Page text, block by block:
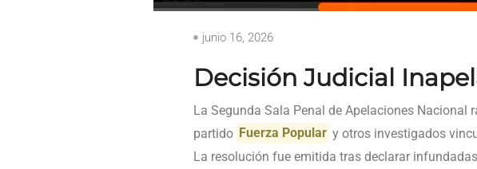
junio 16, 2026
Decisión Judicial
La Segunda Sala Penal de Apelaciones
partido Fuerza Popular y otros investigados
La resolución fue emitida tras declarar